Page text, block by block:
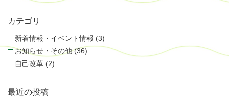
カテゴリ
新着情報・イベント情報 (3)
お知らせ・その他 (36)
自己改革 (2)
最近の投稿